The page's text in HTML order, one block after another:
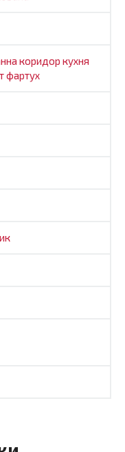
коридор кухня
фартух